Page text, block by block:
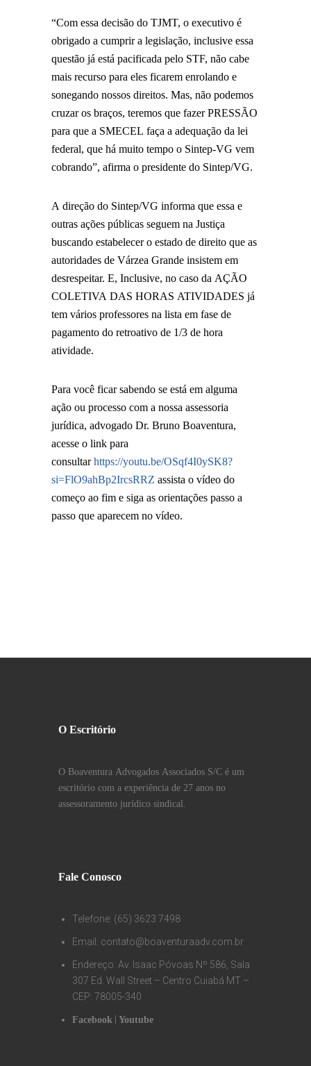
“Com essa decisão do TJMT, o executivo é
obrigado a cumprir a legislação, inclusive essa
questão já está pacificada pelo STF, não cabe
mais recurso para eles ficarem enrolando e
sonegando nossos direitos. Mas, não podemos
cruzar os braços, teremos que fazer PRESSÃO
para que a SMECEL faça a adequação da lei
federal, que há muito tempo o Sintep-VG vem
cobrando”, afirma o presidente do Sintep/VG.
A direção do Sintep/VG informa que essa e
outras ações públicas seguem na Justiça
buscando estabelecer o estado de direito que as
autoridades de Várzea Grande insistem em
desrespeitar. E, Inclusive, no caso da AÇÃO
COLETIVA DAS HORAS ATIVIDADES já
tem vários professores na lista em fase de
pagamento do retroativo de 1/3 de hora
atividade.
Para você ficar sabendo se está em alguma
ação ou processo com a nossa assessoria
jurídica, advogado Dr. Bruno Boaventura,
acesse o link para
consultarhttps://youtu.be/OSqf4I0ySK8?
si=FlO9ahBp2IrcsRRZ assista o vídeo do
começo ao fim e siga as orientações passo a
passo que aparecem no vídeo.
O Escritório
O Boaventura Advogados Associados S/C é um
escritório com a experiência de 27 anos no
assessoramento jurídico sindical.
Fale Conosco
Telefone: (65) 3623 7498
Email: contato@boaventuraadv.com.br
Endereço: Av. Isaac Póvoas Nº 586, Sala
307 Ed. Wall Street – Centro Cuiabá MT –
CEP: 78005-340
Facebook Youtube